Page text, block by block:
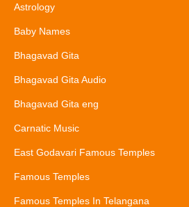
Astrology
Baby Names
Bhagavad Gita
Bhagavad Gita Audio
Bhagavad Gita eng
Carnatic Music
East Godavari Famous Temples
Famous Temples
Famous Temples In Telangana